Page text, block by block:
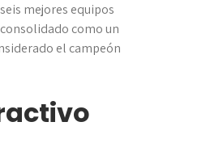
mejores equipos
como un
el campeón